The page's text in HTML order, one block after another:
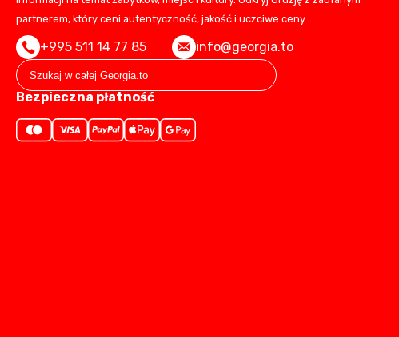
partnerem, który ceni autentyczność, jakość i uczciwe ceny.
+995 511 14 77 85 info@georgia.to
Bezpieczna płatność